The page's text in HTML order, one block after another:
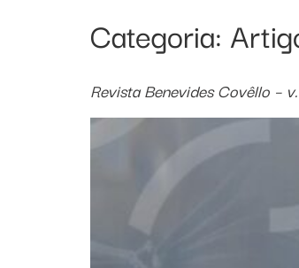
Categoria:
Revista Benevides Covêllo –